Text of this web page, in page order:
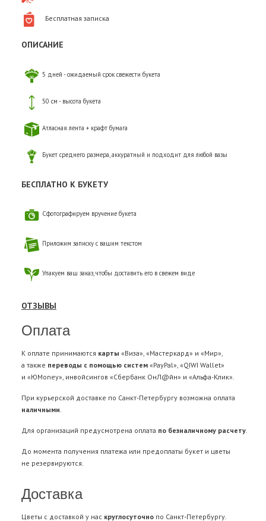
Бесплатная записка
ОПИСАНИЕ
5 дней - ожидаемый срок свежести букета
50 см - высота букета
Атласная лента + крафт бумага
Букет среднего размера, аккуратный и подходит для любой вазы
БЕСПЛАТНО К БУКЕТУ
Сфотографируем вручение букета
Приложим записку с вашим текстом
Упакуем ваш заказ, чтобы доставить его в свежем виде
ОТЗЫВЫ
Оплата
К оплате принимаются карты «Виза», «Мастеркард» и «Мир»,
а также переводы с помощью систем «PayPal», «QIWI Wallet»
и «ЮMoney», инвойсингов «Сбербанк ОнЛ@йн» и «Альфа-Клик».
При курьерской доставке по Санкт-Петербургу возможна оплата
наличными.
Для организаций предусмотрена оплата по безналичному расчету.
До момента получения платежа или предоплаты букет и цветы
не резервируются.
Доставка
Цветы с доставкой у нас круглосуточно по Санкт-Петербургу.